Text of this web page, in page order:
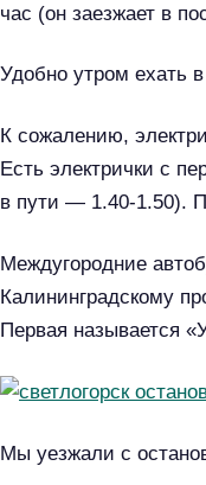
час (он заезжает в
Удобно утром ехать в
К сожалению,
Есть электрички с
в пути — 1.40-1.50).
Междугородние
Калининградскому
Первая называется
Мы уезжали с